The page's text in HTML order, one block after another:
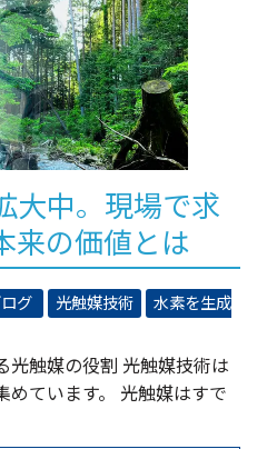
大中。現場で求
来の価値とは
グ 光触媒技術
水素を生成
光触媒の役割 光触媒技術は
めています。 光触媒はすで